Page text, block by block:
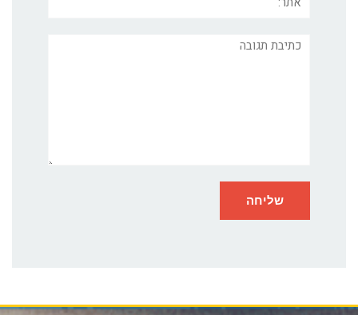
תגובה